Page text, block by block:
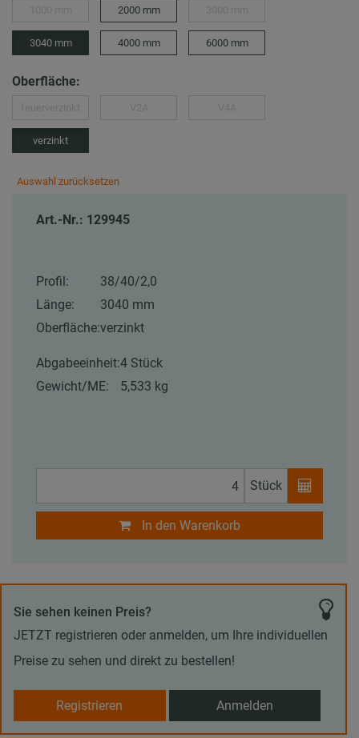
2000 mm
3040 mm 4000 mm 6000 mm
Oberfläche:
verzinkt
Auswahl zurücksetzen
Art.-Nr.: 129945
Profil:
38/40/2,0
Länge:
3040 mm
Oberfläche:verzinkt
Abgabeeinheit:4 Stück
Gewicht/ME:
5,533 kg
Stück
In den Warenkorb
Sie sehen keinen Preis?
JETZT registrieren oder anmelden, um Ihre individuellen
Preise zu sehen und direkt zu bestellen!
Registrieren Anmelden